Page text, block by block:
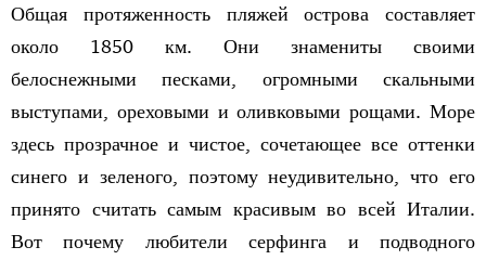
Общая протяженность пляжей острова составляет
около 1850 км. Они знамениты своими
белоснежными песками, огромными скальными
выступами, ореховыми и оливковыми рощами. Море
здесь прозрачное и чистое, сочетающее все оттенки
синего и зеленого, поэтому неудивительно, что его
принято считать самым красивым во всей Италии.
Вот почему любители серфинга и подводного